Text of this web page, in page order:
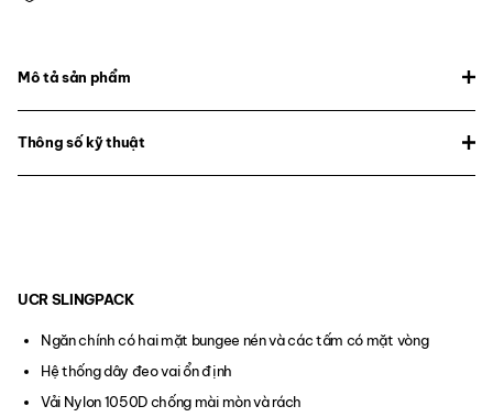
Mô tả sản phẩm
Thông số kỹ thuật
UCR SLINGPACK
Ngăn chính có hai mặt bungee nén và các tấm có mặt vòng
Hệ thống dây đeo vai ổn định
Vải Nylon 1050D chống mài mòn và rách